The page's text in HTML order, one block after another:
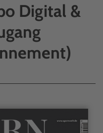
Digital &